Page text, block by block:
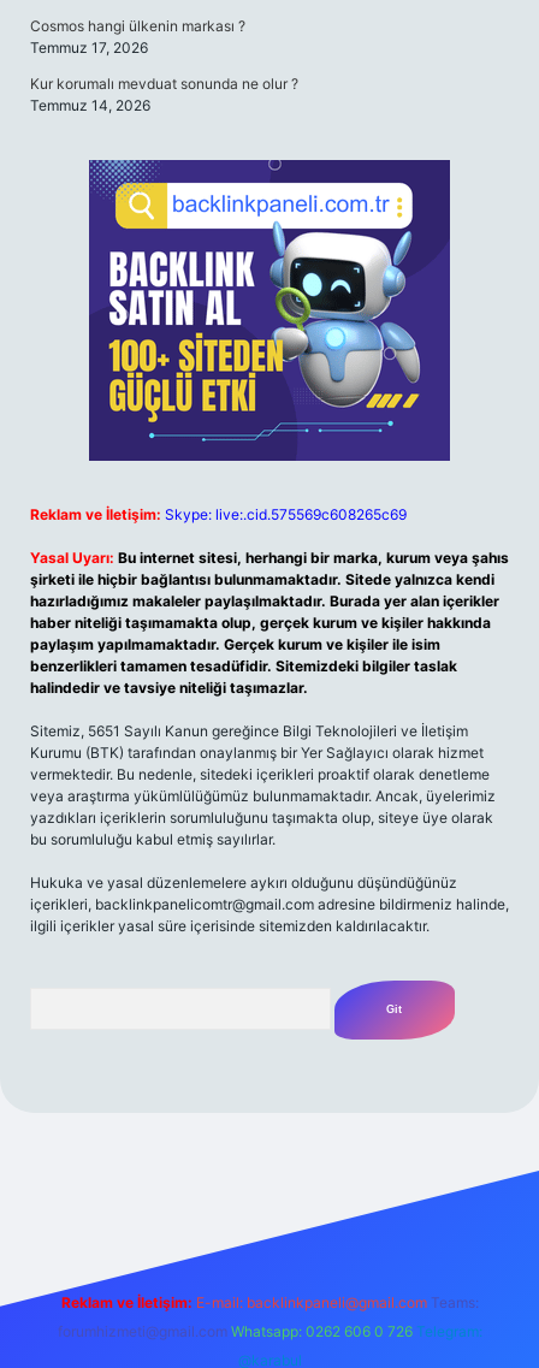
Cosmos hangi ülkenin markası ?
Temmuz 17, 2026
Kur korumalı mevduat sonunda ne olur ?
Temmuz 14, 2026
Reklam ve İletişim: Skype: live:.cid.575569c608265c69
Yasal Uyarı: Bu internet sitesi, herhangi bir marka, kurum veya şahıs
şirketi ile hiçbir bağlantısı bulunmamaktadır. Sitede yalnızca kendi
hazırladığımız makaleler paylaşılmaktadır. Burada yer alan içerikler
haber niteliği taşımamakta olup, gerçek kurum ve kişiler hakkında
paylaşım yapılmamaktadır. Gerçek kurum ve kişiler ile isim
benzerlikleri tamamen tesadüfidir. Sitemizdeki bilgiler taslak
halindedir ve tavsiye niteliği taşımazlar.
Sitemiz, 5651 Sayılı Kanun gereğince Bilgi Teknolojileri ve İletişim
Kurumu (BTK) tarafından onaylanmış bir Yer Sağlayıcı olarak hizmet
vermektedir. Bu nedenle, sitedeki içerikleri proaktif olarak denetleme
veya araştırma yükümlülüğümüz bulunmamaktadır. Ancak, üyelerimiz
yazdıkları içeriklerin sorumluluğunu taşımakta olup, siteye üye olarak
bu sorumluluğu kabul etmiş sayılırlar.
Hukuka ve yasal düzenlemelere aykırı olduğunu düşündüğünüz
içerikleri, backlinkpanelicomtr@gmail.com adresine bildirmeniz halinde,
ilgili içerikler yasal süre içerisinde sitemizden kaldırılacaktır.
Reklam ve İletişim: E-mail: backlinkpaneli@gmail.com Teams:
forumhizmeti@gmail.com Whatsapp: 0262 606 0 726 Telegram:
@karabul